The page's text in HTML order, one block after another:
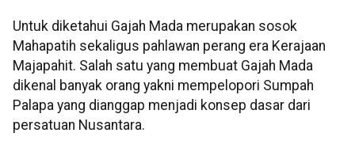
Untuk diketahui Gajah Mada merupakan sosok
Mahapatih sekaligus pahlawan perang era Kerajaan
Majapahit. Salah satu yang membuat Gajah Mada
dikenal banyak orang yakni mempelopori Sumpah
Palapa yang dianggap menjadi konsep dasar dari
persatuan Nusantara.